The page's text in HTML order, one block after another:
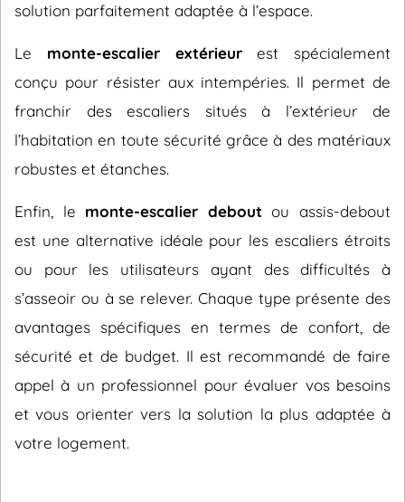
solution parfaitement adaptée à l’espace.
Le monte-escalier extérieurest spécialement
conçu pour résister aux intempéries. Il permet de
franchir des escaliers situés à l’extérieur de
l’habitation en toute sécurité grâce à des matériaux
robustes et étanches.
Enfin, le monte-escalier debout ou assis-debout
est une alternative idéale pour les escaliers étroits
ou pour les utilisateurs ayant des difficultés à
s’asseoir ou à se relever. Chaque type présente des
avantages spécifiques en termes de confort, de
sécurité et de budget. Il est recommandé de faire
appel à un professionnel pour évaluer vos besoins
et vous orienter vers la solution la plus adaptée à
votre logement.